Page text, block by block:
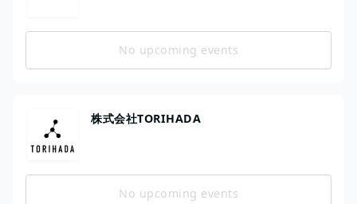
No upcoming events
株式会社TORIHADA
No upcoming events